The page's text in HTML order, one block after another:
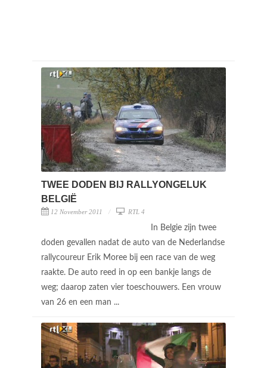
TWEE DODEN BIJ RALLYONGELUK
BELGIË
12 November 2011 RTL 4
In Belgie zijn twee
doden gevallen nadat de auto van de Nederlandse
rallycoureur Erik Moree bij een race van de weg
raakte. De auto reed in op een bankje langs de
weg; daarop zaten vier toeschouwers. Een vrouw
van 26 en een man ...